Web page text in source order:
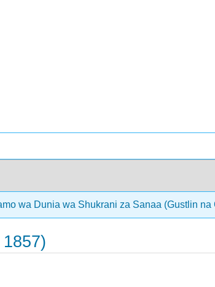
wa Dunia wa Shukrani za Sanaa (Gustlin na